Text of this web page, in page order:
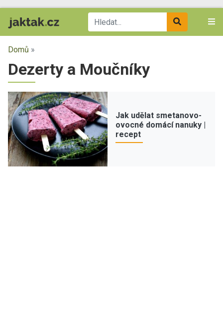
Domů »
Dezerty a Moučníky
Jak udělat smetanovo-
ovocné domácí nanuky |
recept